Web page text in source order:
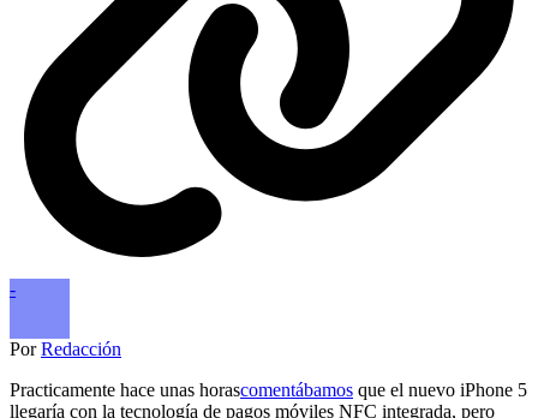
-
PorRedacción
Practicamente hace unas horascomentábamos que el nuevo iPhone 5
llegaría con la tecnología de pagos móviles NFC integrada, pero